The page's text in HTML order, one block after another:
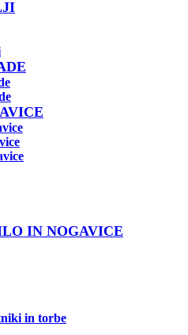
IN NOGAVICE
in torbe